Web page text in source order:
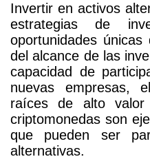
Invertir en activos
estrategias de
oportunidades
del alcance de las
capacidad de
nuevas empresas,
raíces de alto
criptomonedas son
que pueden ser
alternativas.